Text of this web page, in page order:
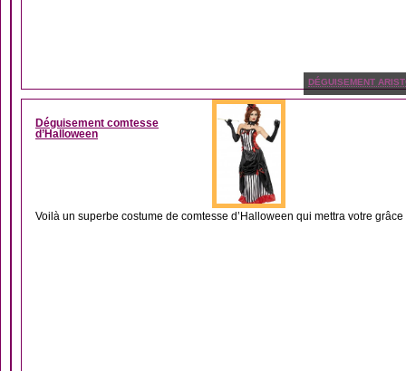
DÉGUISEMENT
Déguisement comtesse
d’Halloween
Voilà un superbe costume de comtesse d’Halloween qui mettra votre